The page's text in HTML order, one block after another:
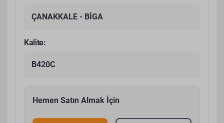
ÇANAKKALE - BİGA
Kalite:
B420C
Hemen Satın Almak İçin